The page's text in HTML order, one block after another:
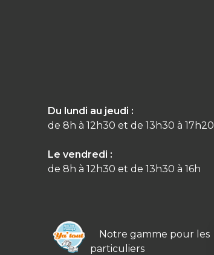
Du lundi au jeudi :
de 8h à 12h30 et de 13h30 à 17h20
Le vendredi :
de 8h à 12h30 et de 13h30 à 16h
Notre gamme pour les
particuliers